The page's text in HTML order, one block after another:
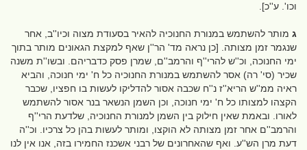
וכו'. ע''כ].
ג מותר להשתמש במנורת החנוכיה להאיר בסעודת מצוה וכיו''ב, אחר
שנגמר זמן מצותה. [כן נראה מד' הר''ן שאף למקצת הגאונים מותר בתוך
ימי החנוכה, וכ''ש להרי''ף והרמב''ם, שמרן פסק כדבריהם. ובשו''ת משנה
שכיר (סי' רה) אסר להשתמש במנורת החנוכיה כל ח' ימי חנוכה, והביא
ראיה ממ''ש הריא''ז נ''ח שכבה אסור להדליקו לעשות בו חפציו, שכבר
הקצהו למצותו כל ח' ימי חנוכה, וכן השמן הנשאר בנר אסור להשתמש
לאורו. ובאמת שאין חילוק בין השמן למנורת החנוכיה, שלדעת הרי''ף
והרמב''ם אחר זמן מצותה לא הוקצו, ומותר לעשות בהן כל צרכיו. וכ''ה
דעת מרן הש''ע. ואף שהאחרונים של רבני אשכנז החמירו בזה, אנו אין לנו